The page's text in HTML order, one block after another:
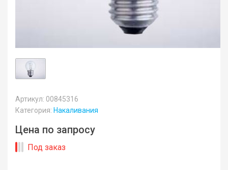
Артикул: 00845316
Категория: Накаливания
Цена по запросу
Под заказ